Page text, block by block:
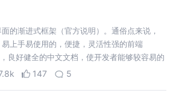
的渐进式框架（官方说明）。通俗点来说，
上手易使用的，便捷，灵活性强的前端
良好健全的中文文档，使开发者能够较容易的
将结合个人在使用Vue中的一些经(cai)验
147 5